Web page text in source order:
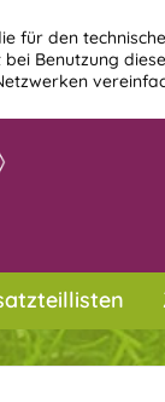
für den
Benutzung